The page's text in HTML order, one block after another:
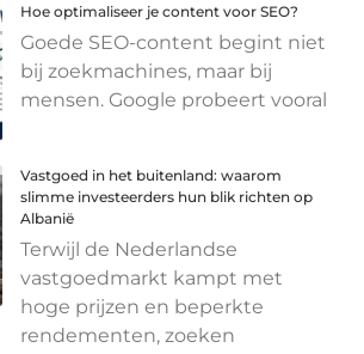
Hoe optimaliseer je content voor SEO?
Goede SEO-content begint niet
bij zoekmachines, maar bij
mensen. Google probeert vooral
Vastgoed in het buitenland: waarom
slimme investeerders hun blik richten op
Albanië
Terwijl de Nederlandse
vastgoedmarkt kampt met
hoge prijzen en beperkte
rendementen, zoeken